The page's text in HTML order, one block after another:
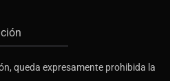
queda expresamente prohibida la